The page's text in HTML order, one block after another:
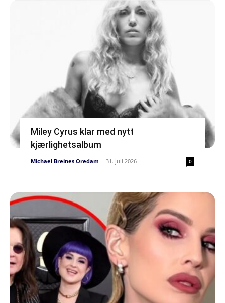
Miley Cyrus klar med nytt
kjærlighetsalbum
Michael Breines Oredam - 31. juli 2026 0